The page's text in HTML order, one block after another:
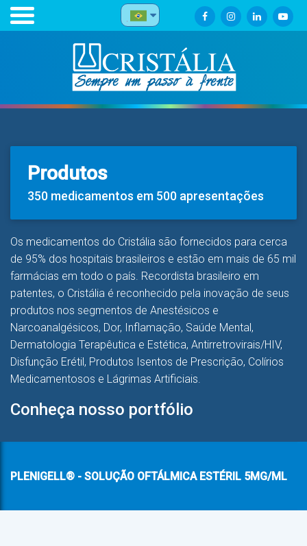
Produtos
350 medicamentos em 500 apresentações
Os medicamentos do Cristália são fornecidos para cerca
de 95% dos hospitais brasileiros e estão em mais de 65 mil
farmácias em todo o país. Recordista brasileiro em
patentes, o Cristália é reconhecido pela inovação de seus
produtos nos segmentos de Anestésicos e
Narcoanalgésicos, Dor, Inflamação, Saúde Mental,
Dermatologia Terapêutica e Estética, Antirretrovirais/HIV,
Disfunção Erétil, Produtos Isentos de Prescrição, Colírios
Medicamentosos e Lágrimas Artificiais.
Conheça nosso portfólio
PLENIGELL® - SOLUÇÃO OFTÁLMICA ESTÉRIL 5MG/ML